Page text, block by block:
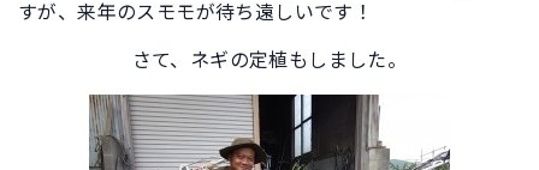
すが、来年のスモモが待ち遠しいです！
さて、ネギの定植もしました。